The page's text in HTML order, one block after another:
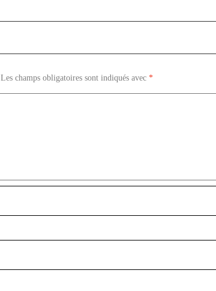
Les champs obligatoires sont indiqués avec *